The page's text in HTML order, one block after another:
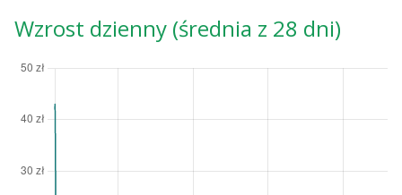
Wzrost dzienny (średnia z 28 dni)